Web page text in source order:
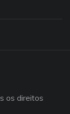
os direitos